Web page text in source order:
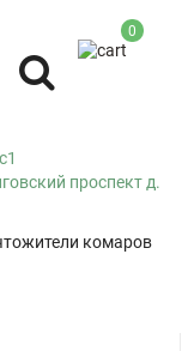
0
проспект д.
комаров